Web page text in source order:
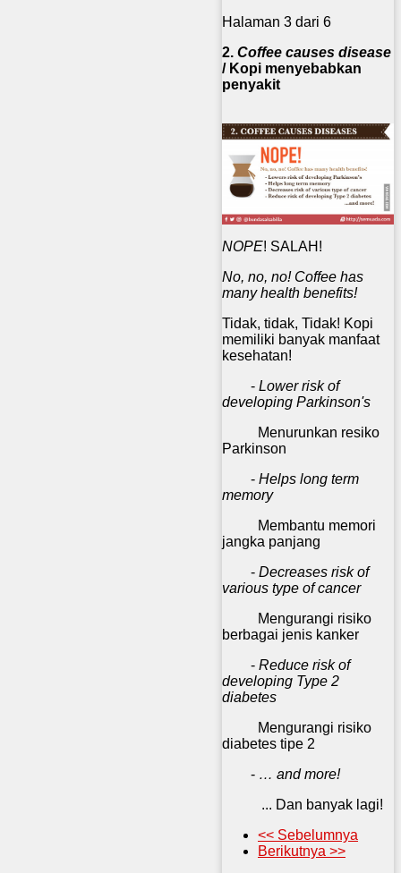
Halaman 3 dari 6
2. Coffee causes disease
/ Kopi menyebabkan
penyakit
NOPE! SALAH!
No, no, no! Coffee has
many health benefits!
Tidak, tidak, Tidak! Kopi
memiliki banyak manfaat
kesehatan!
- Lower risk of
developing Parkinson's
Menurunkan resiko
Parkinson
- Helps long term
memory
Membantu memori
jangka panjang
- Decreases risk of
various type of cancer
Mengurangi risiko
berbagai jenis kanker
- Reduce risk of
developing Type 2
diabetes
Mengurangi risiko
diabetes tipe 2
- … and more!
... Dan banyak lagi!
<< Sebelumnya
Berikutnya >>